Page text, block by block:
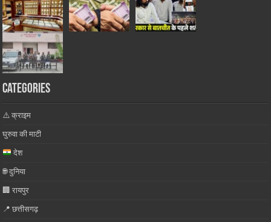
Categories
⚠️ क्राइम
घुरुवा की माटी
देश
🌐 दुनिया
🏢 रायपुर
📍 छत्तीसगढ़